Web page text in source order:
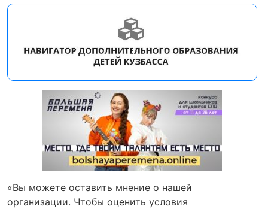
«Вы можете оставить мнение о нашей
организации. Чтобы оценить условия